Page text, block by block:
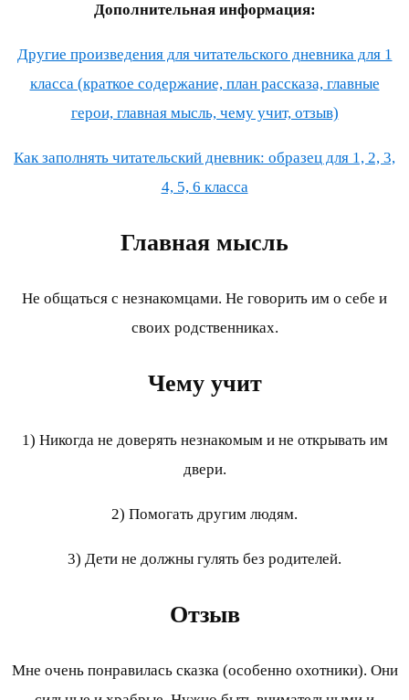
Дополнительная информация:
Другие произведения для читательского дневника для 1
класса (краткое содержание, план рассказа, главные
герои, главная мысль, чему учит, отзыв)
Как заполнять читательский дневник: образец для 1, 2, 3,
4, 5, 6 класса
Главная мысль
Не общаться с незнакомцами. Не говорить им о себе и
своих родственниках.
Чему учит
1) Никогда не доверять незнакомым и не открывать им
двери.
2) Помогать другим людям.
3) Дети не должны гулять без родителей.
Отзыв
Мне очень понравилась сказка (особенно охотники). Они